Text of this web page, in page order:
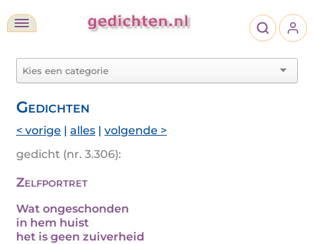
Gedichten
< vorige | alles | volgende >
gedicht (nr. 3.306):
Zelfportret
Wat ongeschonden
in hem huist
het is geen zuiverheid